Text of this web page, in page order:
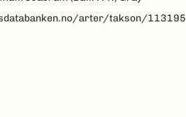
arter/takson/113195